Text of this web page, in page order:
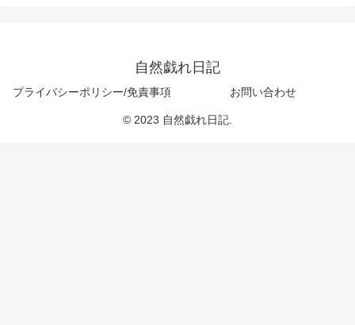
自然戯れ日記
プライバシーポリシー/免責事項 お問い合わせ
© 2023 自然戯れ日記.